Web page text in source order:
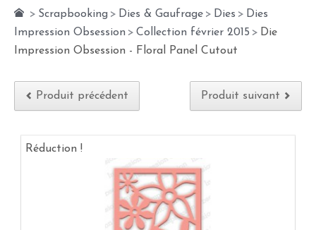
> Scrapbooking > Dies & Gaufrage > Dies > Dies
Impression Obsession > Collection février 2015 > Die
Impression Obsession - Floral Panel Cutout
Produit précédent Produit suivant
Réduction !